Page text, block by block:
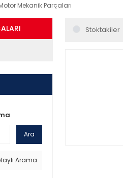
Mekanik Parçaları
Ara
Arama
Stoktakiler